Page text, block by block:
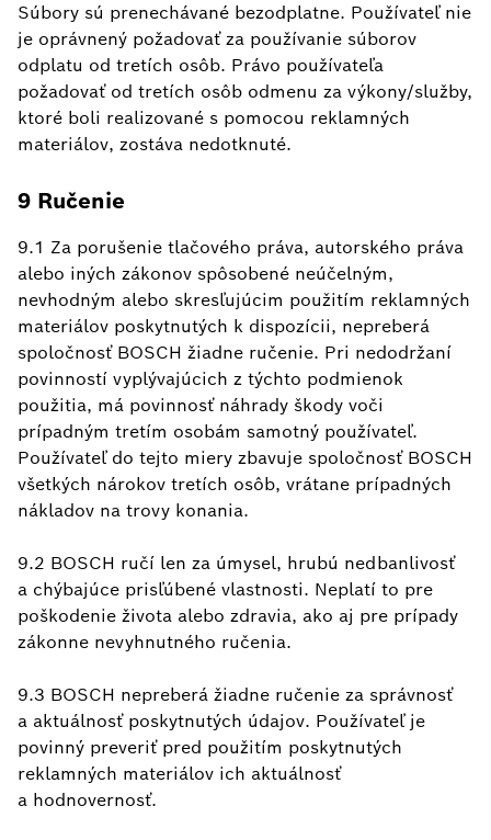
Súbory sú prenechávané bezodplatne. Používateľ nie
je oprávnený požadovať za používanie súborov
odplatu od tretích osôb. Právo používateľa
požadovať od tretích osôb odmenu za výkony/služby,
ktoré boli realizované s pomocou reklamných
materiálov, zostáva nedotknuté.
9 Ručenie
9.1 Za porušenie tlačového práva, autorského práva
alebo iných zákonov spôsobené neúčelným,
nevhodným alebo skresľujúcim použitím reklamných
materiálov poskytnutých k dispozícii, nepreberá
spoločnosť BOSCH žiadne ručenie. Pri nedodržaní
povinností vyplývajúcich z týchto podmienok
použitia, má povinnosť náhrady škody voči
prípadným tretím osobám samotný používateľ.
Používateľ do tejto miery zbavuje spoločnosť BOSCH
všetkých nárokov tretích osôb, vrátane prípadných
nákladov na trovy konania.
9.2 BOSCH ručí len za úmysel, hrubú nedbanlivosť
a chýbajúce prisľúbené vlastnosti. Neplatí to pre
poškodenie života alebo zdravia, ako aj pre prípady
zákonne nevyhnutného ručenia.
9.3 BOSCH nepreberá žiadne ručenie za správnosť
a aktuálnosť poskytnutých údajov. Používateľ je
povinný preveriť pred použitím poskytnutých
reklamných materiálov ich aktuálnosť
a hodnovernosť.